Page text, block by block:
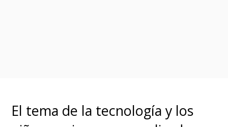
El tema de la tecnología y los